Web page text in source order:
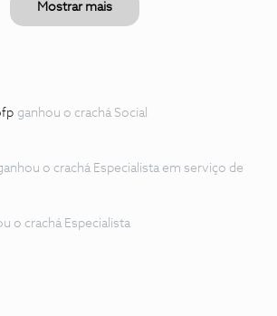
Mostrar mais
ganhou o crachá Social
o crachá Especialista em serviço de
o crachá Especialista